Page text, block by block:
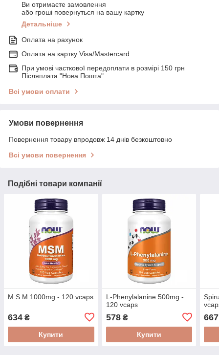
Ви отримаєте замовлення
або гроші повернуться на вашу картку
Детальніше
Оплата на рахунок
Оплата на картку Visa/Mastercard
При умові часткової передоплати в розмірі 150 грн
Післяплата "Нова Пошта"
Всі умови оплати
Умови повернення
Повернення товару впродовж 14 днів безкоштовно
Всі умови повернення
Подібні товари компанії
M.S.M 1000mg - 120 vcaps
634 ₴
Купити
L-Phenylalanine 500mg -
120 vcaps
578₴
Купити
667